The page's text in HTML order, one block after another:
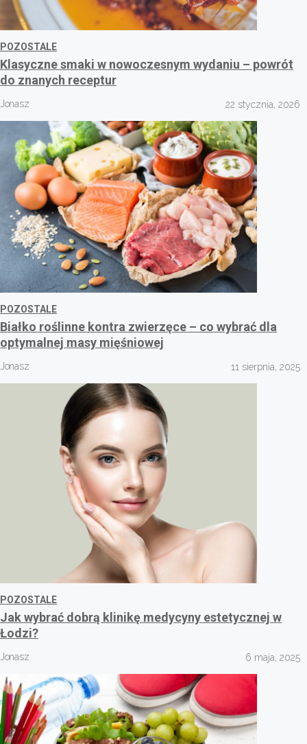
POZOSTALE
Klasyczne smaki w nowoczesnym wydaniu – powrót
do znanych receptur
Jonasz 22 stycznia, 2026
POZOSTALE
Białko roślinne kontra zwierzęce – co wybrać dla
optymalnej masy mięśniowej
Jonasz 11 sierpnia, 2025
POZOSTALE
Jak wybrać dobrą klinikę medycyny estetycznej w
Łodzi?
Jonasz 6 maja, 2025